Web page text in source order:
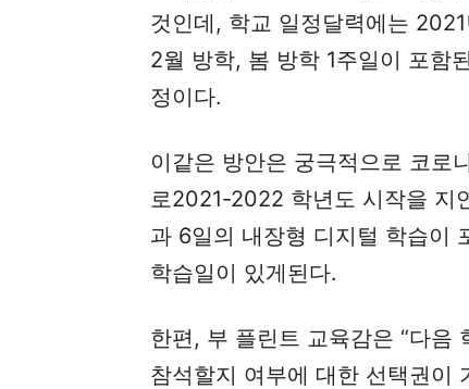
것인데, 학교 일정달력에는
2월 방학, 봄 방학 1주일이 포함
정이다.
이같은 방안은 궁극적으로 코로
로2021-2022 학년도 시작을 지
과 6일의 내장형 디지털 학습이
학습일이 있게된다.
한편, 부 플린트 교육감은 “다음
참석할지 여부에 대한 선택권이